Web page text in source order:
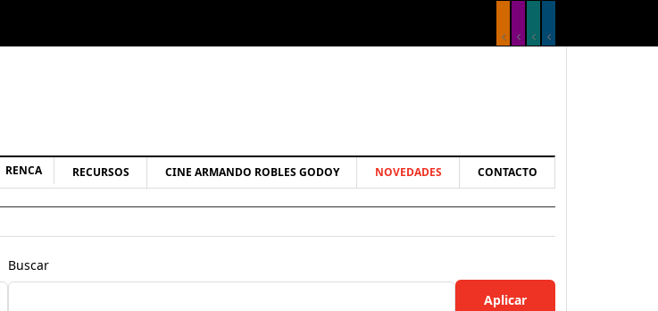
RENCA RECURSOS CINE ARMANDO ROBLES GODOY NOVEDADES CONTACTO
Buscar